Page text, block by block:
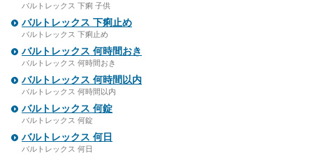
バルトレックス 下痢 子供
バルトレックス 下痢止め
バルトレックス 下痢止め
バルトレックス 何時間おき
バルトレックス 何時間おき
バルトレックス 何時間以内
バルトレックス 何時間以内
バルトレックス 何錠
バルトレックス 何錠
バルトレックス 何日
バルトレックス 何日